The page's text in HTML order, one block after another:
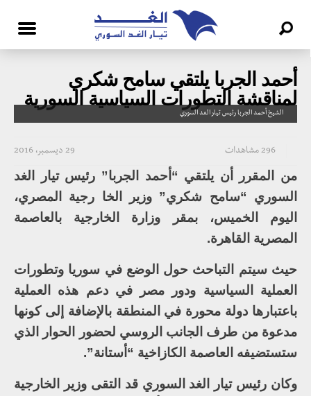
أحمد الجربا يلتقي سامح شكري
لمناقشة التطورات السياسية السورية
الشيخ أحمد الجربا رئيس تيار الغد السوري
29 ديسمبر، 2016 296 مشاهدات
من المقرر أن يلتقي “أحمد الجربا” رئيس تيار الغد
السوري “سامح شكري” وزير الخا رجية المصري،
اليوم الخميس، بمقر وزارة الخارجية بالعاصمة
المصرية القاهرة.
حيث سيتم التباحث حول الوضع في سوريا وتطورات
العملية السياسية ودور مصر في دعم هذه العملية
باعتبارها دولة محورة في المنطقة بالإضافة إلى كونها
مدعوة من طرف الجانب الروسي لحضور الحوار الذي
ستستضيفه العاصمة الكازاخية “أستانة”.
وكان رئيس تيار الغد السوري قد التقى وزير الخارجية